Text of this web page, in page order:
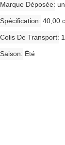
Marque Déposée
Spécification 40,00
Colis De Transport
Saison Été